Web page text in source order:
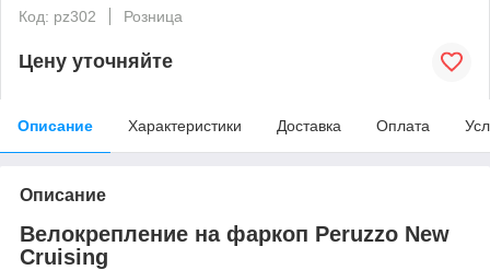
Код: pz302
Розница
Цену уточняйте
Описание Характеристики Доставка Оплата
Описание
Велокрепление на фаркоп Peruzzo New
Cruising